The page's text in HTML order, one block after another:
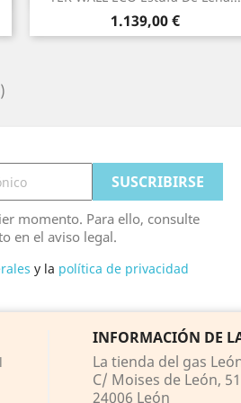
Precio
1.139,00 €
momento. Para ello, consulte
en el aviso legal.
y la política de privacidad
INFORMACIÓN DE
La tienda del gas
C/ Moises de León,
24006 León